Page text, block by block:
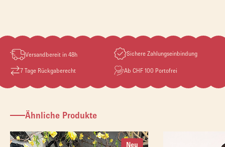
Versandbereit in 48h Sichere Zahlungseinbindung
7 Tage Rückgaberecht Ab CHF 100 Portofrei
Ähnliche Produkte
Neu